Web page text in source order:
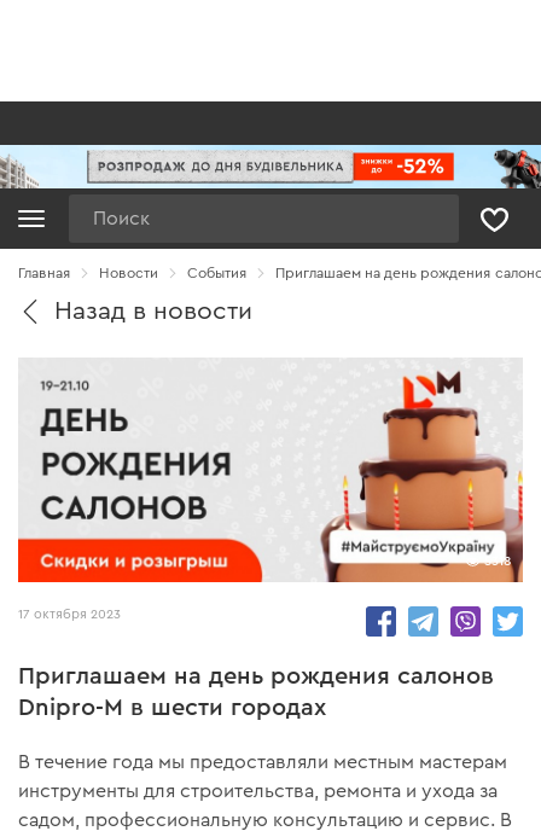
Главная Новости Cобытия Приглашаем на день рождения
Назад в новости
5318
17 октября 2023
Приглашаем на день рождения салонов
Dnipro-M в шести городах
В течение года мы предоставляли местным мастерам
инструменты для строительства, ремонта и ухода за
садом, профессиональную консультацию и сервис. В